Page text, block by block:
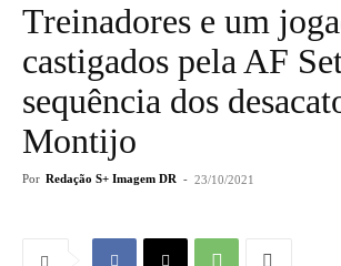
Treinadores e um
castigados pela AF
sequência dos
Montijo
Por Redação S+ Imagem DR - 23/10/2021